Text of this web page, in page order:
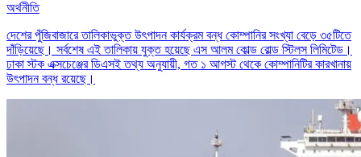
অর্থনীতি
দেশের পুঁজিবাজারে তালিকাভুক্ত উৎপাদন কার্যক্রম বন্ধ কোম্পানির সংখ্যা বেড়ে ৩৫টিতে
দাঁড়িয়েছে। সর্বশেষ এই তালিকায় যুক্ত হয়েছে এস আলম কোল্ড রোল্ড স্টিলস লিমিটেড।
ঢাকা স্টক এক্সচেঞ্জের ডিএসই তথ্য অনুযায়ী, গত ১ আগস্ট থেকে কোম্পানিটির কারখানায়
উৎপাদন বন্ধ রয়েছে।